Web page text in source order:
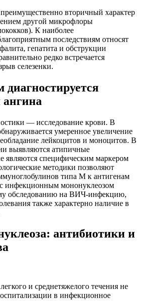
вторичный характер
другой микрофлоры
К наиболее
последствиям относят
гепатита и обструкции
редко встречается
селезенки.
— исследование крови. В
умеренное увеличение
лейкоцитов и моноцитов. В
выявляются атипичные
являются специфическим маркером
методики позволяют
типа M к антигенам
инфекционным мононуклеозом
обследованию на ВИЧ-инфекцию,
также характерно наличие в
антибиотики и
и среднетяжелого течения не
в инфекционное